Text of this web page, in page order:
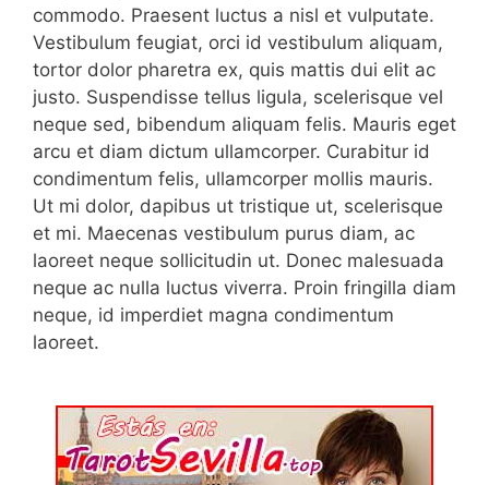
commodo. Praesent luctus a nisl et vulputate.
Vestibulum feugiat, orci id vestibulum aliquam,
tortor dolor pharetra ex, quis mattis dui elit ac
justo. Suspendisse tellus ligula, scelerisque vel
neque sed, bibendum aliquam felis. Mauris eget
arcu et diam dictum ullamcorper. Curabitur id
condimentum felis, ullamcorper mollis mauris.
Ut mi dolor, dapibus ut tristique ut, scelerisque
et mi. Maecenas vestibulum purus diam, ac
laoreet neque sollicitudin ut. Donec malesuada
neque ac nulla luctus viverra. Proin fringilla diam
neque, id imperdiet magna condimentum
laoreet.